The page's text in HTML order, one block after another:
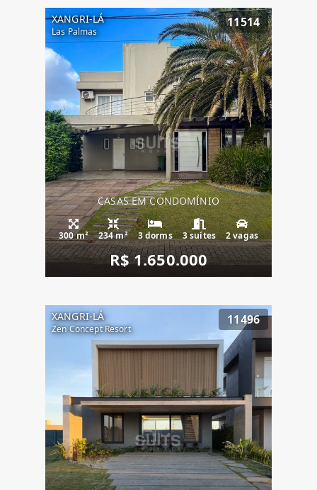
XANGRI-LÁ
Las Palmas
11514
CASAS EM CONDOMÍNIO
300 m² 234 m² 3 dorms 3 suítes 2 vagas
R$ 1.650.000
XANGRI-LÁ
Zen Concept Resort
11496